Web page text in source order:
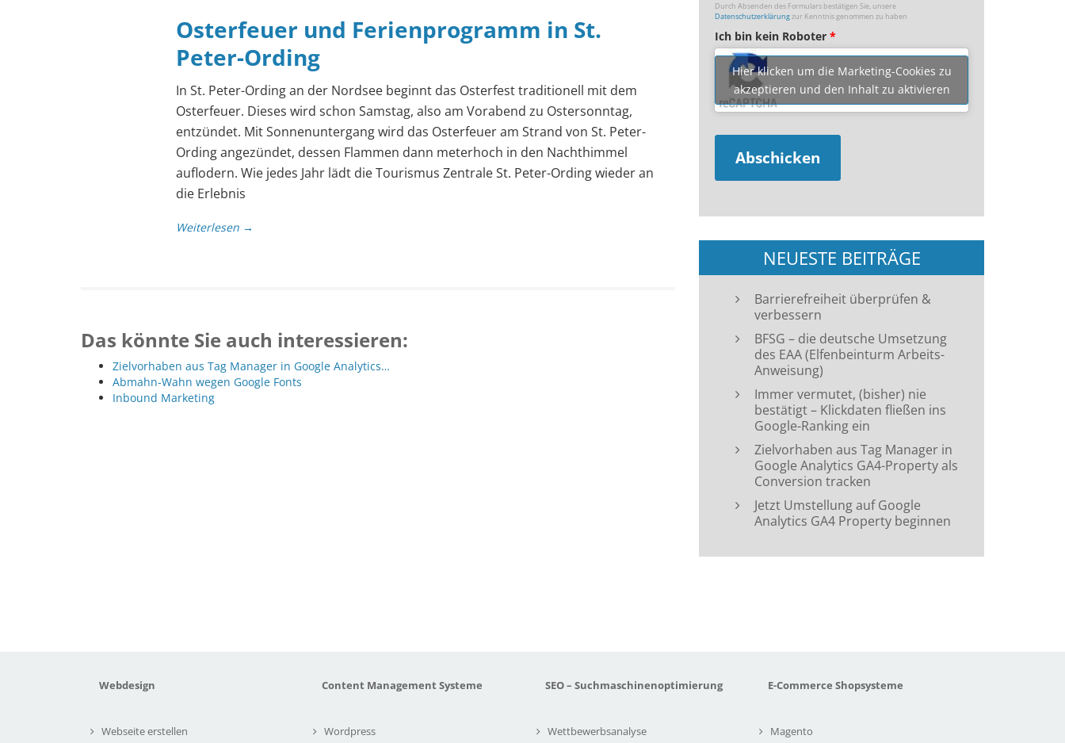
Osterfeuer und Ferienprogramm in St.
Peter-Ording
In St. Peter-Ording an der Nordsee beginnt das Osterfest traditionell mit dem
Osterfeuer. Dieses wird schon Samstag, also am Vorabend zu Ostersonntag,
entzündet. Mit Sonnenuntergang wird das Osterfeuer am Strand von St. Peter-
Ording angezündet, dessen Flammen dann meterhoch in den Nachthimmel
auflodern. Wie jedes Jahr lädt die Tourismus Zentrale St. Peter-Ording wieder an
die Erlebnis
Weiterlesen →
Das könnte Sie auch interessieren:
Zielvorhaben aus Tag Manager in Google Analytics…
Abmahn-Wahn wegen Google Fonts
Inbound Marketing
Durch Absenden des Formulars bestätigen Sie, unsere
Datenschutzerklärungzur Kenntnis genommen zu haben
Ich bin kein Roboter *
Hier klicken um die Marketing-Cookies zu
akzeptieren und den Inhalt zu aktivieren
NEUESTE BEITRÄGE
Barrierefreiheit überprüfen &
verbessern
BFSG – die deutsche Umsetzung
des EAA (Elfenbeinturm Arbeits-
Anweisung)
Immer vermutet, (bisher) nie
bestätigt – Klickdaten fließen ins
Google-Ranking ein
Zielvorhaben aus Tag Manager in
Google Analytics GA4-Property als
Conversion tracken
Jetzt Umstellung auf Google
Analytics GA4 Property beginnen
Webdesign
Webseite erstellen
Content Management Systeme
Wordpress
SEO – Suchmaschinenoptimierung
Wettbewerbsanalyse
E-Commerce Shopsysteme
Magento